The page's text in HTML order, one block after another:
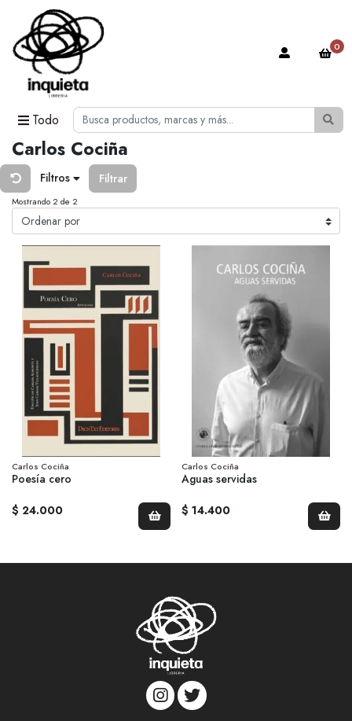
Todo
0
Carlos Cociña
Filtros Filtrar
Mostrando 2 de 2
Carlos Cociña
Poesía cero
$ 24.000
Carlos Cociña
Aguas servidas
$ 14.400